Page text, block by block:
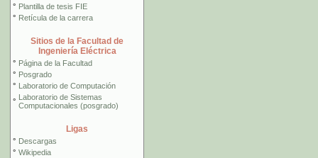
° Plantilla de tesis FIE
° Retícula de la carrera
Sitios de la Facultad de
Ingeniería Eléctrica
° Página de la Facultad
° Posgrado
° Laboratorio de Computación
° Laboratorio de Sistemas
Computacionales (posgrado)
Ligas
° Descargas
° Wikipedia